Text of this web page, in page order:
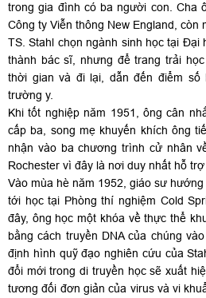
trong gia đình có ba người con. Cha
Công ty Viễn thông New England, còn
TS. Stahl chọn ngành sinh học tại Đại
thành bác sĩ, nhưng để trang trải
thời gian và đi lại, dẫn đến điểm số
trường y.
Khi tốt nghiệp năm 1951, ông cân
cấp ba, song mẹ khuyến khích ông
nhận vào ba chương trình cử nhân
Rochester vì đây là nơi duy nhất hỗ trợ
Vào mùa hè năm 1952, giáo sư
tới học tại Phòng thí nghiệm Cold
đây, ông học một khóa về thực thể
bằng cách truyền DNA của chúng
định hình quỹ đạo nghiên cứu của
đổi mới trong di truyền học sẽ xuất
tương đối đơn giản của virus và vi